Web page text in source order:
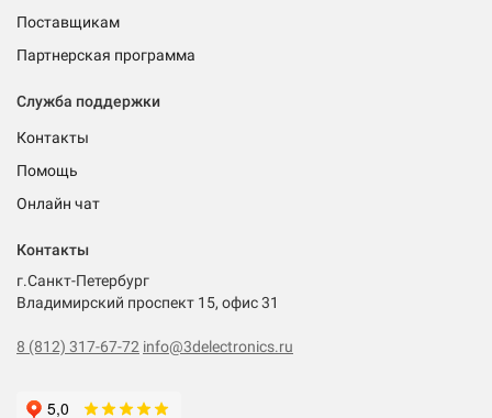
Поставщикам
Партнерская программа
Служба поддержки
Контакты
Помощь
Онлайн чат
Контакты
г.Санкт-Петербург
Владимирский проспект 15, офис 31
8 (812) 317-67-72 info@3delectronics.ru